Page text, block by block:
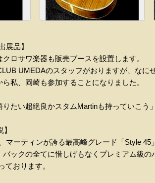
展品】
ロサワ楽器も販売ブースを設置します。
UMEDAのスタッフがおりますが、な
私、岡崎も参加することになりました。
たい超絶良かスタムMartinも持っていこう
マーティンが誇る最高峰グレード「Style 45
ックの全てに惜しげもなくプレミアム級
ております。